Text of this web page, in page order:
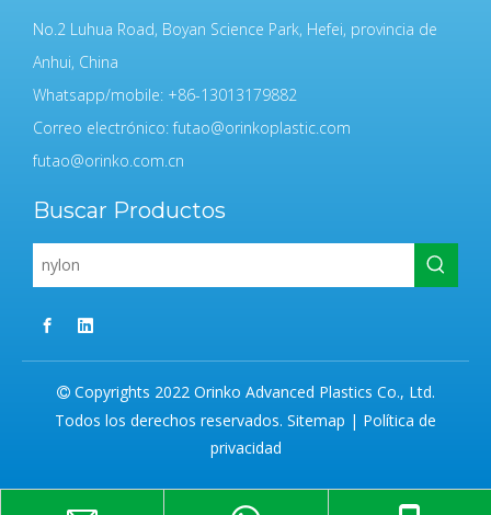
No.2 Luhua Road, Boyan Science Park, Hefei, provincia de
Anhui, China
Whatsapp/mobile: +86-13013179882
Correo electrónico:futao@orinkoplastic.com
futao@orinko.com.cn
Buscar Productos
Copyrights 2022 Orinko Advanced Plastics Co., Ltd.
Todos los derechos reservados. Sitemap | Política de
privacidad